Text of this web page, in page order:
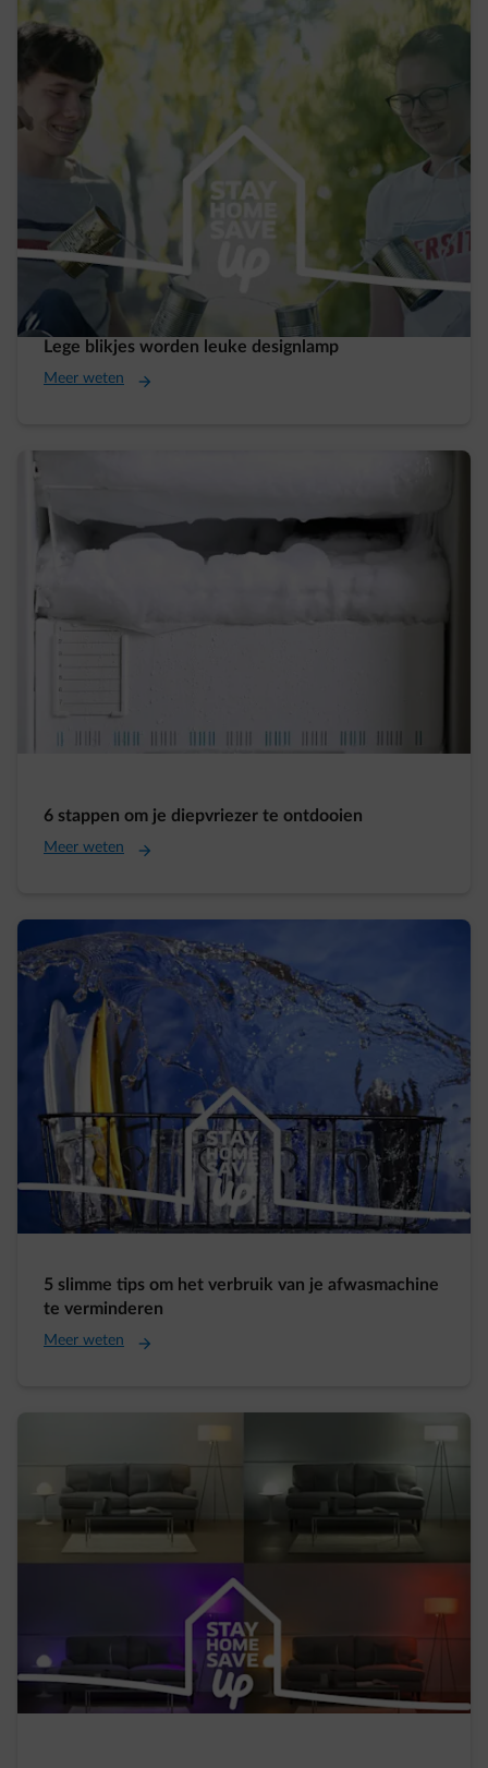
Lege blikjes worden leuke designlamp
Meer weten
6 stappen om je diepvriezer te ontdooien
Meer weten
5 slimme tips om het verbruik van je afwasmachine
te verminderen
Meer weten